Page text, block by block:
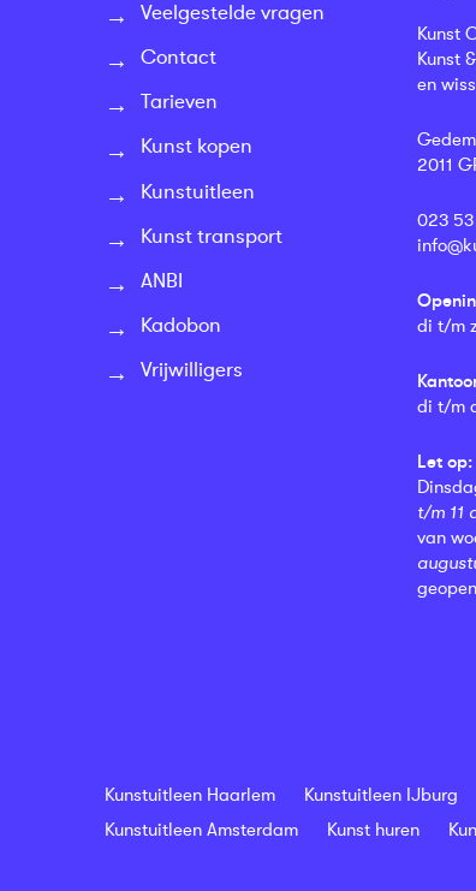
Veelgestelde vragen
Contact
Tarieven
Kunst kopen
Kunstuitleen
Kunst transport
ANBI
Kadobon
Vrijwilligers
Kunst
Kunst
en
2011
023
di t/m
di t/m
Let op:
t/m 11
van
Kunstuitleen Haarlem Kunstuitleen IJburg
Kunstuitleen Amsterdam
Kunst huren